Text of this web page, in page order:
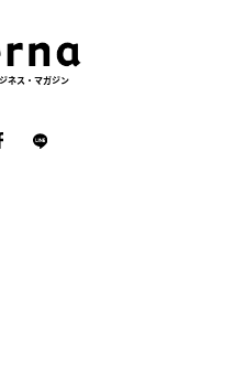
ネス・マガジン